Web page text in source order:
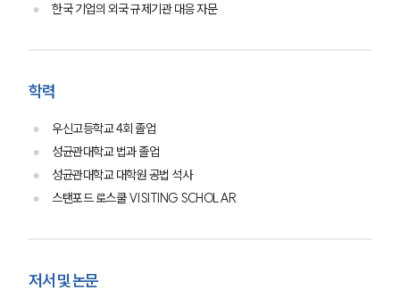
한국 기업의 외국 규제기관 대응 자문
학력
우신고등학교 4회 졸업
성균관대학교 법과 졸업
성균관대학교 대학원 공법 석사
스탠포드 로스쿨 VISITING SCHOLAR
저서 및 논문